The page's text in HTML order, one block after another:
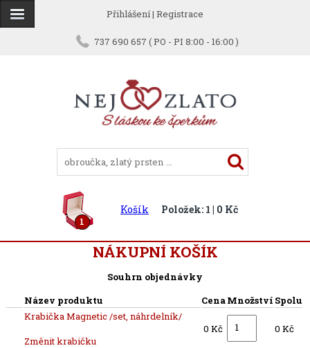
Přihlášení| Registrace
737 690 657 ( PO - PI 8:00 - 16:00 )
1
Košík Položek: 1 | 0 Kč
NÁKUPNÍ KOŠÍK
Souhrn objednávky
Název produktu
CenaMnožství Spolu
Krabička Magnetic /set, náhrdelník/
Změnit krabičku
0 Kč 0 Kč